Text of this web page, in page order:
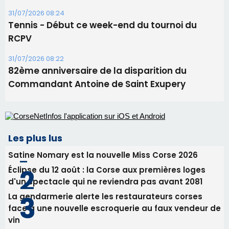
31/07/2026 08:24
Tennis - Début ce week-end du tournoi du
RCPV
31/07/2026 08:22
82ème anniversaire de la disparition du
Commandant Antoine de Saint Exupery
Les plus lus
Satine Nomary est la nouvelle Miss Corse 2026
Éclipse du 12 août : la Corse aux premières loges
d'un spectacle qui ne reviendra pas avant 2081
La gendarmerie alerte les restaurateurs corses
face à une nouvelle escroquerie au faux vendeur de
vin